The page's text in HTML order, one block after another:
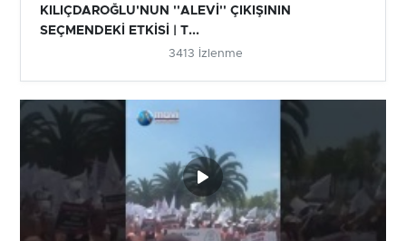
KILIÇDAROĞLU'NUN ''ALEVİ'' ÇIKIŞININ
SEÇMENDEKİ ETKİSİ | T...
3413 İzlenme